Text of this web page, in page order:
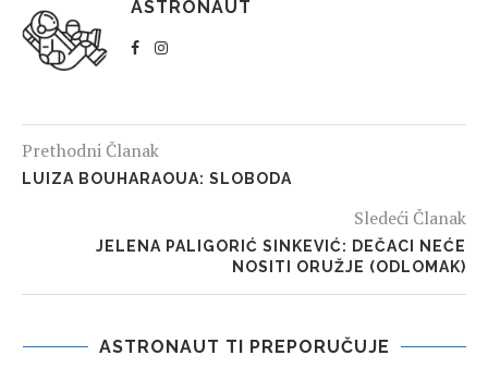
ASTRONAUT
Prethodni Članak
LUIZA BOUHARAOUA: SLOBODA
Sledeći Članak
JELENA PALIGORIĆ SINKEVIĆ: DEČACI NEĆE
NOSITI ORUŽJE (ODLOMAK)
ASTRONAUT TI PREPORUČUJE